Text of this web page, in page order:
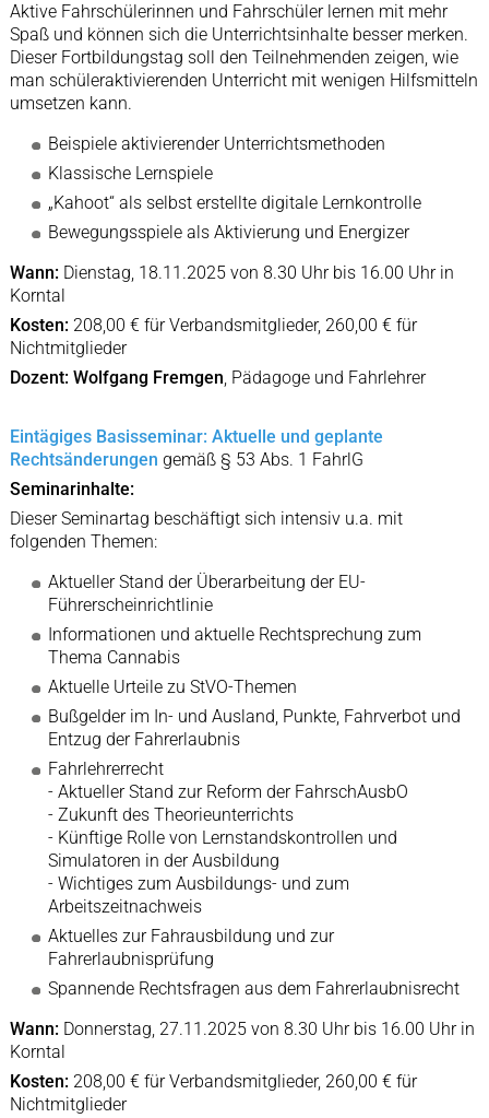
Aktive Fahrschülerinnen und Fahrschüler lernen mit mehr
Spaß und können sich die Unterrichtsinhalte besser merken.
Dieser Fortbildungstag soll den Teilnehmenden zeigen, wie
man schüleraktivierenden Unterricht mit wenigen Hilfsmitteln
umsetzen kann.
Beispiele aktivierender Unterrichtsmethoden
Klassische Lernspiele
„Kahoot“ als selbst erstellte digitale Lernkontrolle
Bewegungsspiele als Aktivierung und Energizer
Wann: Dienstag, 18.11.2025 von 8.30 Uhr bis 16.00 Uhr in
Korntal
Kosten: 208,00 € für Verbandsmitglieder, 260,00 € für
Nichtmitglieder
Dozent: Wolfgang Fremgen, Pädagoge und Fahrlehrer
Eintägiges Basisseminar: Aktuelle und geplante
Rechtsänderungen gemäß § 53 Abs. 1 FahrlG
Seminarinhalte:
Dieser Seminartag beschäftigt sich intensiv u.a. mit
folgenden Themen:
Aktueller Stand der Überarbeitung der EU-
Führerscheinrichtlinie
Informationen und aktuelle Rechtsprechung zum
Thema Cannabis
Aktuelle Urteile zu StVO-Themen
Bußgelder im In- und Ausland, Punkte, Fahrverbot und
Entzug der Fahrerlaubnis
Fahrlehrerrecht
- Aktueller Stand zur Reform der FahrschAusbO
- Zukunft des Theorieunterrichts
- Künftige Rolle von Lernstandskontrollen und
Simulatoren in der Ausbildung
- Wichtiges zum Ausbildungs- und zum
Arbeitszeitnachweis
Aktuelles zur Fahrausbildung und zur
Fahrerlaubnisprüfung
Spannende Rechtsfragen aus dem Fahrerlaubnisrecht
Wann: Donnerstag, 27.11.2025 von 8.30 Uhr bis 16.00 Uhr in
Korntal
Kosten: 208,00 € für Verbandsmitglieder, 260,00 € für
Nichtmitglieder